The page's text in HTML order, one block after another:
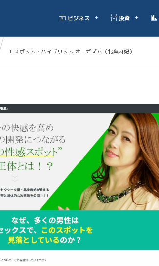
ビジネス 投資
Uスポット・ハイブリット オーガズム（北条麻妃）